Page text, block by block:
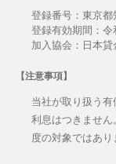
登録番号：東京都
登録有効期間：令
加入協会：日本
【注意事項】
当社が取り扱う
利息はつきません
度の対象ではあり